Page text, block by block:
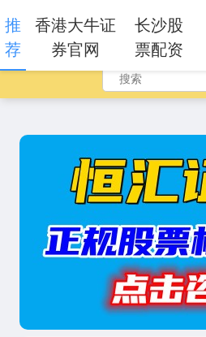
推
荐
香港大牛证
券官网
长沙股
票配资